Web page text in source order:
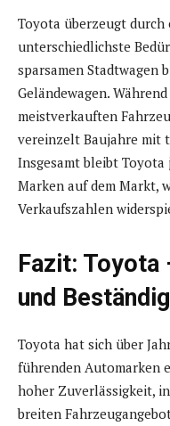
Toyota überzeugt
unterschiedlichste
sparsamen Stadtwagen
Geländewagen.
meistverkauften
vereinzelt Baujahre mit
Insgesamt bleibt
Marken auf dem Markt,
Verkaufszahlen
Fazit:
und
Toyota hat sich über
führenden Automarken
hoher Zuverlässigkeit,
breiten